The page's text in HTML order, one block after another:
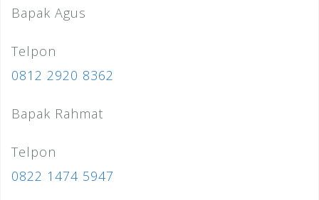
Bapak Agus
Telpon
0812 2920 8362
Bapak Rahmat
Telpon
0822 1474 5947